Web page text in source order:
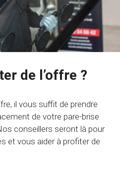
de l’offre ?
il vous suffit de prendre
de votre pare-brise
conseillers seront là pour
et vous aider à profiter de